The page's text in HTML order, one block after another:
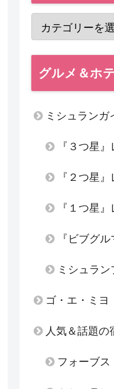
グルメ＆ホ
ミシュランガ
『３つ星
『２つ星
『１つ星
『ビブグ
ミシュラン
ゴ・エ・ミヨ
人気＆話題の
フォーブス